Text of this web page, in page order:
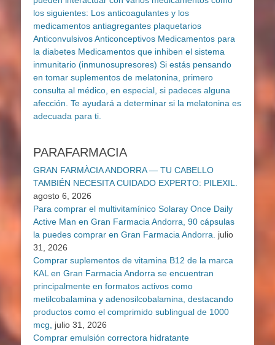
PARAFARMACIA
GRAN FARMÀCIA ANDORRA — TU CABELLO
TAMBIÉN NECESITA CUIDADO EXPERTO: PILEXIL.
agosto 6, 2026
Para comprar el multivitamínico Solaray Once Daily
Active Man en Gran Farmacia Andorra, 90 cápsulas
la puedes comprar en Gran Farmacia Andorra.
julio
31, 2026
Comprar suplementos de vitamina B12 de la marca
KAL en Gran Farmacia Andorra se encuentran
principalmente en formatos activos como
metilcobalamina y adenosilcobalamina, destacando
productos como el comprimido sublingual de 1000
mcg,
julio 31, 2026
Comprar emulsión correctora hidratante